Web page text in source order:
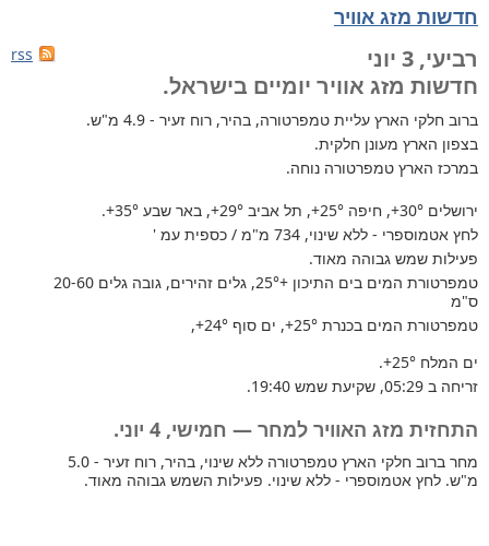
חדשות מזג אוויר
rss
רביעי, 3 יוני
חדשות מזג אוויר יומיים בישראל.
ברוב חלקי הארץ עליית טמפרטורה, בהיר, רוח זעיר - 4.9 מ"ש.
בצפון הארץ מעונן חלקית.
במרכז הארץ טמפרטורה נוחה.
ירושלים +30°, חיפה +25°, תל אביב +29°, באר שבע +35°
.
לחץ אטמוספרי - ללא שינוי, 734 מ"מ / כספית עמ '
פעילות שמש גבוהה מאוד.
טמפרטורת המים בים התיכון +25°
, גלים זהירים, גובה גלים 20-60
ס"מ
טמפרטורת המים בכנרת +25°, ים סוף +24°
,
ים המלח +25°
.
זריחה ב 05:29, שקיעת שמש 19:40.
התחזית מזג האוויר למחר — חמישי, 4 יוני.
מחר ברוב חלקי הארץ טמפרטורה ללא שינוי, בהיר, רוח זעיר - 5.0
מ"ש. לחץ אטמוספרי - ללא שינוי. פעילות השמש גבוהה מאוד.